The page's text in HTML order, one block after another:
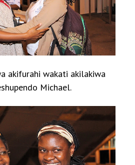
akifurahi wakati akilakiwa
Michael.